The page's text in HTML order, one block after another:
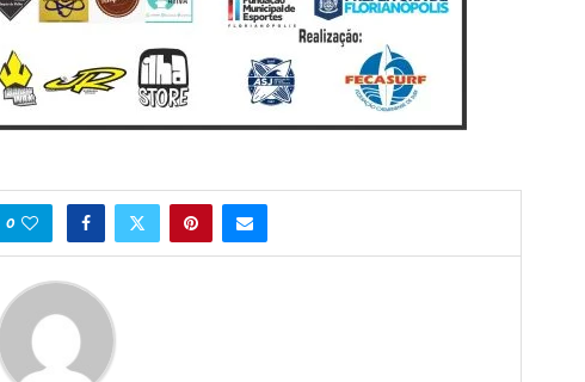
0